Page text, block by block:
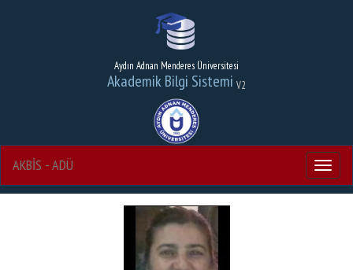
Aydın Adnan Menderes Üniversitesi
Akademik Bilgi Sistemi V2
Menu
AKBİS - ADÜ